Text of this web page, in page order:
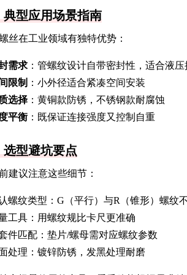
典型应用场景指南
丝在工业领域有独特优势：
需求 ：管螺纹设计自带密封性，适合液压
限制 ：小外径适合紧凑空间安装
选择 ：黄铜款防锈，不锈钢款耐腐蚀
平衡 ：既保证连接强度又控制自重
选型避坑要点
建议注意这些细节：
螺纹类型：G（平行）与R（锥形）螺纹
工具：用螺纹规比卡尺更准确
件匹配：垫片/螺母需对应螺纹参数
处理：镀锌防锈，发黑处理耐磨